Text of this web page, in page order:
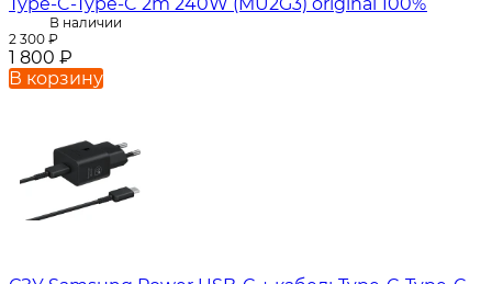
Type-C-Type-C 2m 240W (MU2G3) original 100%
В наличии
2 300 ₽
1 800 ₽
В корзину